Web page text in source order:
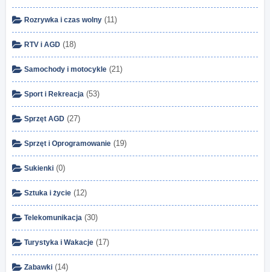
Rozrywka i czas wolny (11)
RTV i AGD (18)
Samochody i motocykle (21)
Sport i Rekreacja (53)
Sprzęt AGD (27)
Sprzęt i Oprogramowanie (19)
Sukienki (0)
Sztuka i życie (12)
Telekomunikacja (30)
Turystyka i Wakacje (17)
Zabawki (14)